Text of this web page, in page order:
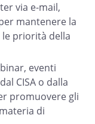
via e-mail,
mantenere la
priorità della
eventi
CISA o dalla
promuovere gli
di